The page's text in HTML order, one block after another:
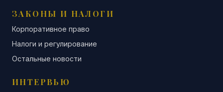
ЗАКОНЫ И НАЛОГИ
Корпоративное право
Налоги и регулирование
Остальные новости
ИНТЕРВЬЮ